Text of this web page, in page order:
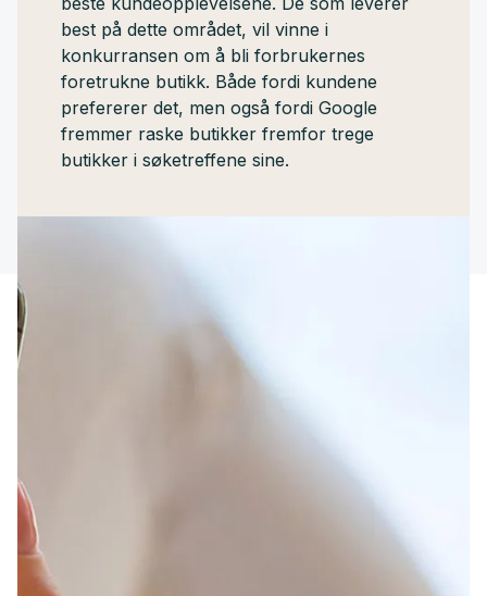
best på dette området, vil vinne i
konkurransen om å bli forbrukernes
foretrukne butikk. Både fordi kundene
prefererer det, men også fordi Google
fremmer raske butikker fremfor trege
butikker i søketreffene sine.